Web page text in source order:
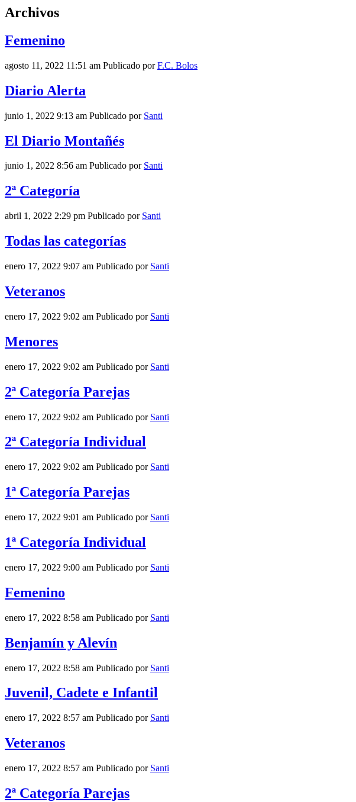
Archivos
Femenino
agosto 11, 2022 11:51 am Publicado porF.C. Bolos
Diario Alerta
junio 1, 2022 9:13 am Publicado por Santi
El Diario Montañés
junio 1, 2022 8:56 am Publicado por Santi
2ª Categoría
abril 1, 2022 2:29 pm Publicado por Santi
Todas las categorías
enero 17, 2022 9:07 am Publicado por Santi
Veteranos
enero 17, 2022 9:02 am Publicado por Santi
Menores
enero 17, 2022 9:02 am Publicado por Santi
2ª Categoría Parejas
enero 17, 2022 9:02 am Publicado por Santi
2ª Categoría Individual
enero 17, 2022 9:02 am Publicado por Santi
1ª Categoría Parejas
enero 17, 2022 9:01 am Publicado por Santi
1ª Categoría Individual
enero 17, 2022 9:00 am Publicado por Santi
Femenino
enero 17, 2022 8:58 am Publicado por Santi
Benjamín y Alevín
enero 17, 2022 8:58 am Publicado por Santi
Juvenil, Cadete e Infantil
enero 17, 2022 8:57 am Publicado por Santi
Veteranos
enero 17, 2022 8:57 am Publicado por Santi
2ª Categoría Parejas